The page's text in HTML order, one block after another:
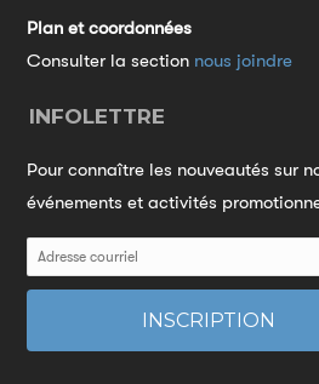
Plan et coordonnées
Consulter la section nous joindre
INFOLETTRE
Pour connaître les nouveautés sur
événements et activités